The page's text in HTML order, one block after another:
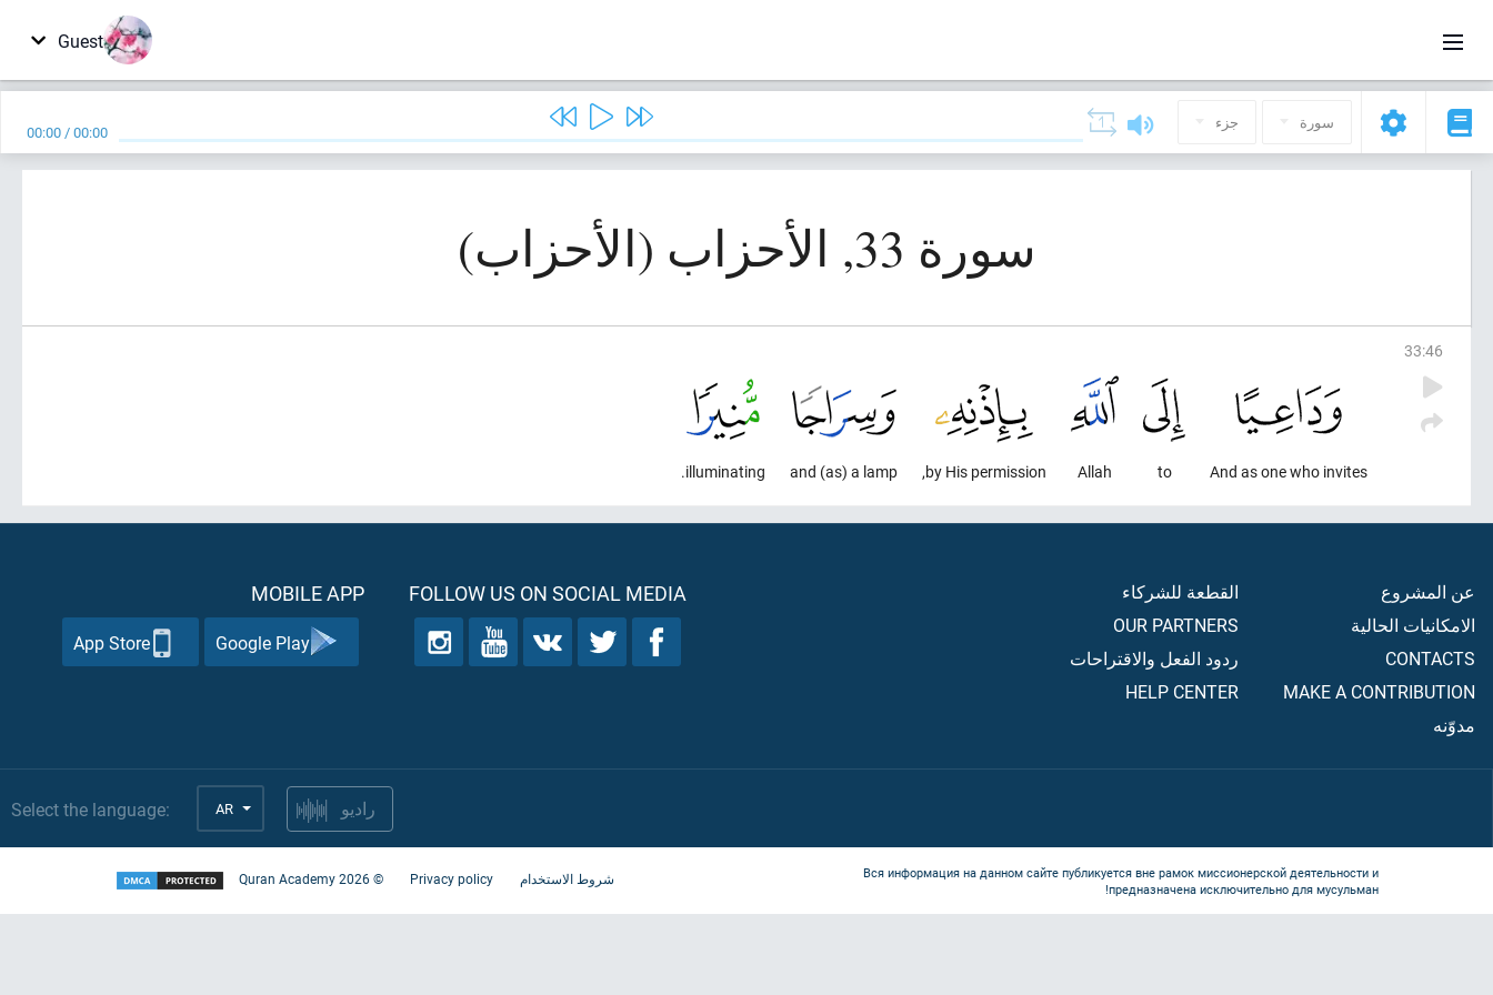
Guest
سورة جزء 00:00 /00:00
سورة 33, الأحزاب (الأحزاب)
33:46
And as one who invites
to
Allah
by His permission,
and (as) a lamp
illuminating.
عن المشروع
الامكانيات الحالية
CONTACTS
MAKE A CONTRIBUTION
مدوّنه
القطعة للشركاء
OUR PARTNERS
ردود الفعل والاقتراحات
HELP CENTER
FOLLOW US ON SOCIAL MEDIA
MOBILE APP
Google Play
App Store
Select the language: AR راديو
Вся информация на данном сайте публикуется вне рамок миссионерской деятельности и
предназначена исключительно для мусульман!
شروط الاستخدام Privacy policy
©
2026